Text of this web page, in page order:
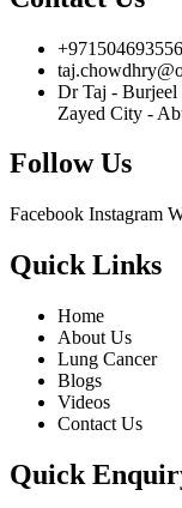
+971504693556
Dr Taj - Burjeel
Zayed City -
Follow Us
Facebook Instagram
Quick Links
Home
About Us
Lung Cancer
Blogs
Videos
Contact Us
Quick